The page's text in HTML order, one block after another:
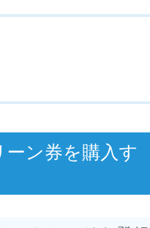
ン券を購入す